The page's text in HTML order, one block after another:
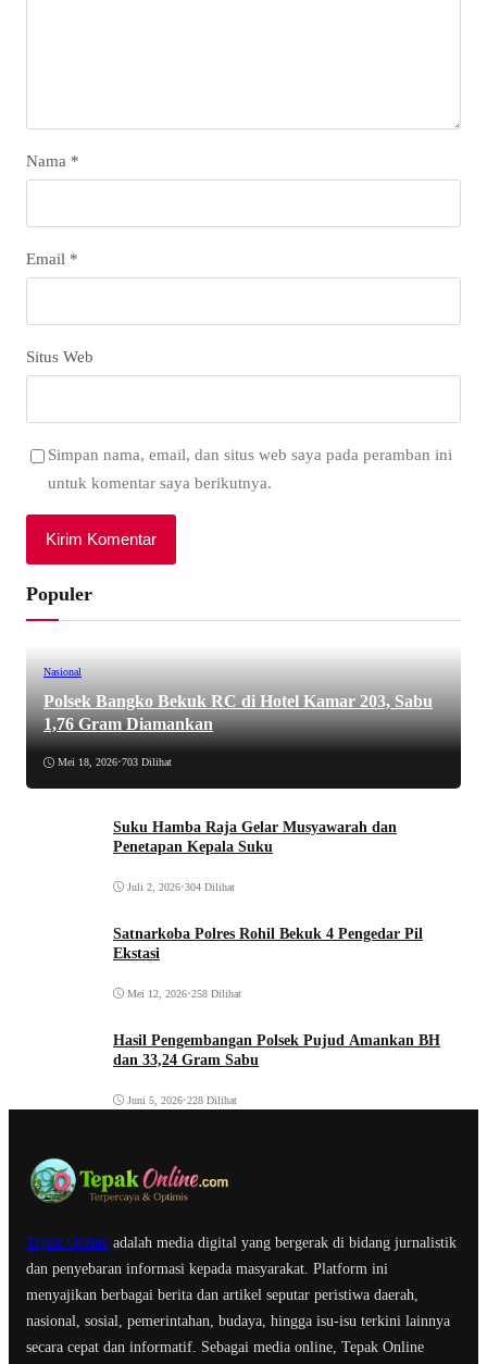
Nama *
Email *
Situs Web
Simpan nama, email, dan situs web saya pada peramban ini
untuk komentar saya berikutnya.
Populer
Nasional
Polsek Bangko Bekuk RC di Hotel Kamar 203, Sabu
1,76 Gram Diamankan
Mei 18, 2026•703 Dilihat
Suku Hamba Raja Gelar Musyawarah dan
Penetapan Kepala Suku
Juli 2, 2026•304 Dilihat
Satnarkoba Polres Rohil Bekuk 4 Pengedar Pil
Ekstasi
Mei 12, 2026•258 Dilihat
Hasil Pengembangan Polsek Pujud Amankan BH
dan 33,24 Gram Sabu
Juni 5, 2026•228 Dilihat
Tepak Online adalah media digital yang bergerak di bidang jurnalistik
dan penyebaran informasi kepada masyarakat. Platform ini
menyajikan berbagai berita dan artikel seputar peristiwa daerah,
nasional, sosial, pemerintahan, budaya, hingga isu-isu terkini lainnya
secara cepat dan informatif. Sebagai media online, Tepak Online